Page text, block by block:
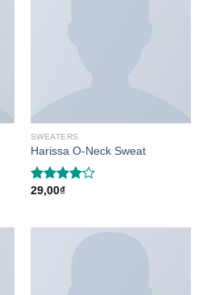
SWEATERS
Harissa O-Neck Sweat
Rated
29,00₫